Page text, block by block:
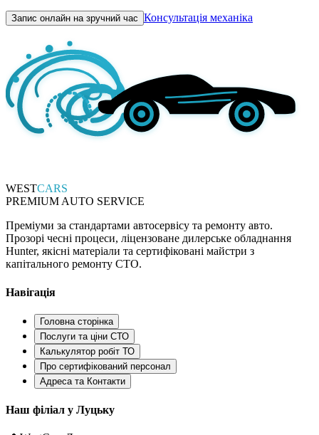
Запис онлайн на зручний час Консультація механіка
WESTCARS
PREMIUM AUTO SERVICE
Преміуми за стандартами автосервісу та ремонту авто.
Прозорі чесні процеси, ліцензоване дилерське обладнання
Hunter, якісні матеріали та сертифіковані майстри з
капітального ремонту СТО.
Навігація
Головна сторінка
Послуги та ціни СТО
Калькулятор робіт ТО
Про сертифікований персонал
Адреса та Контакти
Наш філіал у Луцьку